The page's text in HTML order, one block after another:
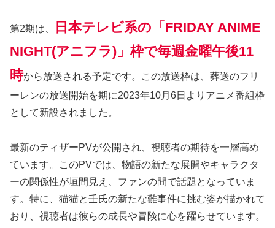
第2期は、
日本テレビ系の「FRIDAY ANIME
NIGHT(アニフラ)」枠で毎週金曜午後11
時から放送される予定です。この放送枠は、葬送のフリ
ーレンの放送開始を期に2023年10月6日よりアニメ番組枠
として新設されました。
最新のティザーPVが公開され、視聴者の期待を一層高め
ています。このPVでは、物語の新たな展開やキャラクタ
ーの関係性が垣間見え、ファンの間で話題となっていま
す。特に、猫猫と壬氏の新たな難事件に挑む姿が描かれて
おり、視聴者は彼らの成長や冒険に心を躍らせています。